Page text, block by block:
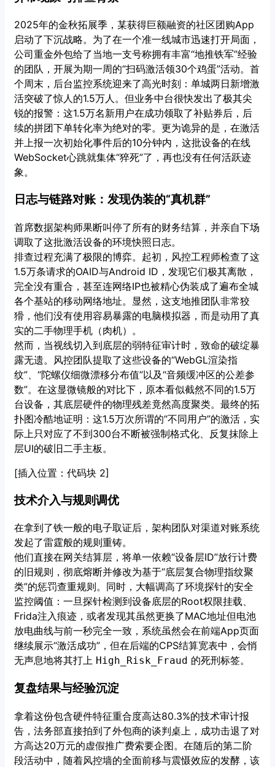
2025年的金秋拓展季，某获得巨额融资的社区团购App
启动了下沉战略。为了在一个准一线城市迅速打开局面，
公司重金外包给了当地一支号称拥有丰富“地推铁军”经验
的团队，开展为期一周的“扫码激活领30个鸡蛋”活动。首
个周末，后台监控系统迎来了高光时刻：单城两日新增激
活突破了惊人的1.5万人。但业务中台很快发出了极其尖
锐的报警：这1.5万名新用户在成功领取了补贴券后，后
续的拼团下单转化率为绝对的零。更为诡异的是，在激活
并上报一次初始化事件后的10分钟内，这批设备的在线
WebSocket心跳就集体“猝死”了，再也没有任何活跃迹
象。
日志与链路对账：发现伪装的“真机群”
首席数据架构师果断叫停了所有的财务结算，并亲自下场
调取了这批激活设备的环境快照日志。
排查过程充满了极限的博弈。起初，风控工程师检查了这
1.5万条请求的OAID与Android ID，发现它们极其离散，
完全没有重合，甚至连网络IP也被精心伪装成了遍布全城
各个基站的移动网络地址。显然，这支地推团队非常狡
猾，他们没有使用容易暴露的电脑模拟器，而是动用了真
实的二手物理手机（肉机）。
然而，当视线切入到底层的弱特征审计时，致命的破绽暴
露无遗。风控团队提取了这些设备的“WebGL渲染指
纹”、“陀螺仪细微漂移分布值”以及“音频缓冲区的公差参
数”。在这显微镜般的对比下，原本看似截然不同的1.5万
台设备，其底层硬件的物理残差竟然高度聚类。最终的拓
扑图冷酷地证明：这1.5万次所谓的“不同用户”的激活，实
际上只对应了不到300台不断被强制格式化、反复抹除上
层UI的破旧二手主板。
[插入位置：代码块 2]
技术介入与规则调优
在拿到了铁一般的电子取证后，架构团队对渠道对账系统
发起了雷霆般的规则重铸。
他们直接在网关结算层，将单一依赖“设备层ID”放行计费
的旧规则，彻底熔断并修改为基于“底层复合物理指纹聚
类”的惩罚查重规则。同时，大幅调高了环境探针的安全
监控阈值：一旦探针检测到设备底层的Root权限挂载、
Frida注入痕迹，或者发现其虽然更换了MAC地址但电池
放电曲线与前一秒完全一致，系统虽然会在前端App页面
继续展示“激活成功”，但在后端的CPS结算宽表中，会悄
无声息地将其打上 High_Risk_Fraud 的死刑标签。
复盘结果与经验沉淀
拿着这份包含硬件特征重合度高达80.3%的技术审计报
告，法务部直接拍到了外包商的谈判桌上，成功击退了对
方高达20万元的虚假推广费索要企图。在随后的第二阶
段活动中，随着风控墙的全面前移与震慑效应的发酵，该